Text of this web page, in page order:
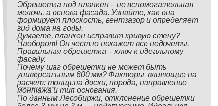
Обрешетка под планкен – не вспомогательная
мелочь, а основа фасада. Узнайте, как она
формирует плоскость, вентзазор и определяет
вид дома на годы.
Думаете, планкен исправит кривую стену?
Наоборот! Он честно покажет все недочеты.
Правильная обрешетка – ключ к идеальному
фасаду.
Почему шаг обрешетки не может быть
универсальным 600 мм? Факторы, влияющие на
расчет: толщина доски, порода, направление
монтажа и тип основания.
По данным Лесобиржи, отклонение обрешетки